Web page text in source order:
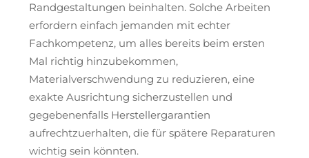
Randgestaltungen beinhalten. Solche Arbeiten
erfordern einfach jemanden mit echter
Fachkompetenz, um alles bereits beim ersten
Mal richtig hinzubekommen,
Materialverschwendung zu reduzieren, eine
exakte Ausrichtung sicherzustellen und
gegebenenfalls Herstellergarantien
aufrechtzuerhalten, die für spätere Reparaturen
wichtig sein könnten.